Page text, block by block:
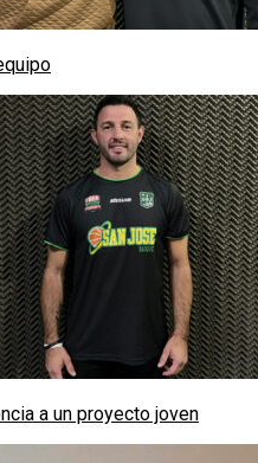
a un proyecto joven